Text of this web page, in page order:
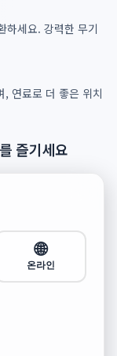
하세요. 강력한 무기
, 연료로 더 좋은 위치
즐기세요
🌐
온라인